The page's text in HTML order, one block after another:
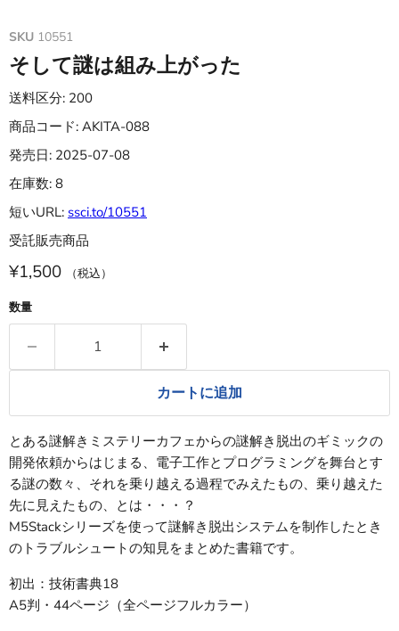
SKU 10551
そして謎は組み上がった
送料区分: 200
商品コード: AKITA-088
発売日: 2025-07-08
在庫数: 8
短いURL: ssci.to/10551
受託販売商品
¥1,500 （税込）
数量
カートに追加
とある謎解きミステリーカフェからの謎解き脱出のギミックの
開発依頼からはじまる、電子工作とプログラミングを舞台とす
る謎の数々、それを乗り越える過程でみえたもの、乗り越えた
先に見えたもの、とは・・・？
M5Stackシリーズを使って謎解き脱出システムを制作したとき
のトラブルシュートの知見をまとめた書籍です。
初出：技術書典18
A5判・44ページ（全ページフルカラー）